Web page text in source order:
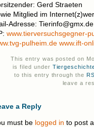
Gerd Straeten
Mitglied im
Adresse: Tierinfo@gmx.de
www.tierversuchsgegner-
pulheim.de www.ift-
This entry was posted on
is filed under
to this entry through the
leave a
a Reply
must be logged in to post